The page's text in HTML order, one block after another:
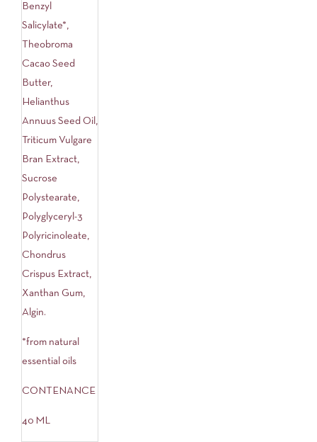
Benzyl
Salicylate*,
Theobroma
Cacao Seed
Butter,
Helianthus
Annuus Seed Oil,
Triticum Vulgare
Bran Extract,
Sucrose
Polystearate,
Polyglyceryl-3
Polyricinoleate,
Chondrus
Crispus Extract,
Xanthan Gum,
Algin.
*from natural
essential oils
CONTENANCE
40 ML